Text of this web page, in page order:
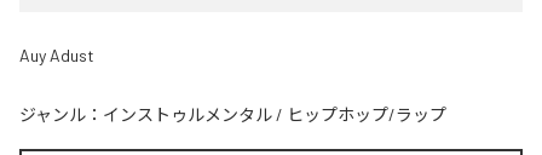
Auy Adust
ジャンル： インストゥルメンタル / ヒップホップ/ラップ